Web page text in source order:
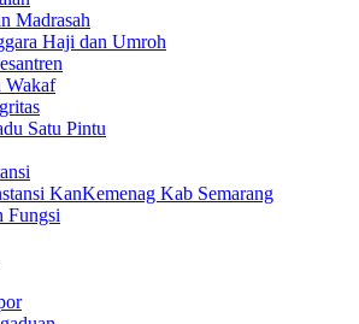
Madrasah
Haji dan Umroh
Wakaf
Satu Pintu
KanKemenag Kab Semarang
Fungsi